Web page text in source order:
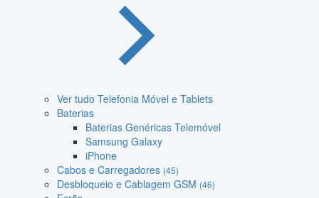
Ver tudo Telefonia Móvel e Tablets
Baterias
Baterias Genéricas Telemóvel
Samsung Galaxy
iPhone
Cabos e Carregadores (45)
Desbloqueio e Cablagem GSM (46)